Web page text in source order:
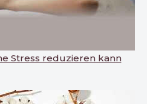
Stress reduzieren kann